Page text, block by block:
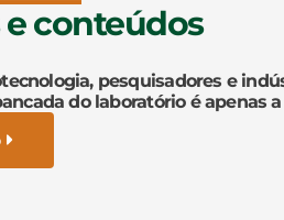
conteúdos
pesquisadores e
do laboratório é apenas